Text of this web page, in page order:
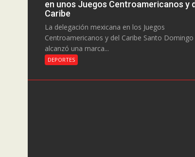
en unos Juegos Centroamericanos y
Caribe
La delegación mexicana en los Juegos
Centroamericanos y del Caribe Santo Domingo
alcanzó una marca...
DEPORTES